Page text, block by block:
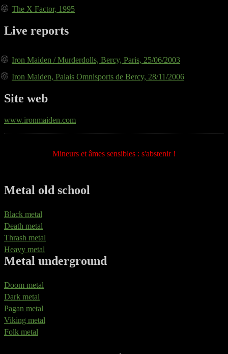
The X Factor, 1995
Live reports
Iron Maiden / Murderdolls, Bercy, Paris, 25/06/2003
Iron Maiden, Palais Omnisports de Bercy, 28/11/2006
Site web
www.ironmaiden.com
Mineurs et âmes sensibles : s'abstenir !
Metal old school
Black metal
Death metal
Thrash metal
Heavy metal
Metal underground
Doom metal
Dark metal
Pagan metal
Viking metal
Folk metal